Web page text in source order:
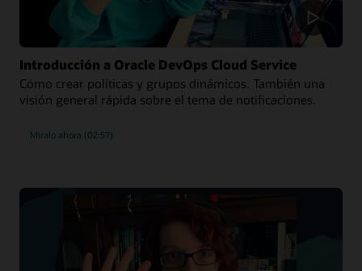
Introducción a Oracle DevOps Cloud Service
Cómo crear políticas y grupos dinámicos. También una
visión general rápida sobre el tema de notificaciones.
Míralo ahora (02:57)